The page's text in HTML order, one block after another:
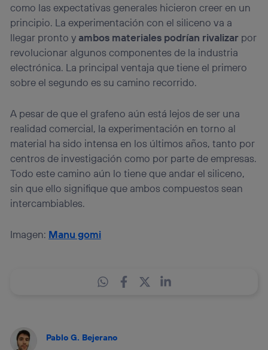
como las expectativas generales hicieron creer en un
principio. La experimentación con el siliceno va a
llegar pronto y ambos materiales podrían rivalizar por
revolucionar algunos componentes de la industria
electrónica. La principal ventaja que tiene el primero
sobre el segundo es su camino recorrido.
A pesar de que el grafeno aún está lejos de ser una
realidad comercial, la experimentación en torno al
material ha sido intensa en los últimos años, tanto por
centros de investigación como por parte de empresas.
Todo este camino aún lo tiene que andar el siliceno,
sin que ello signifique que ambos compuestos sean
intercambiables.
Imagen: Manu gomi
Pablo G. Bejerano